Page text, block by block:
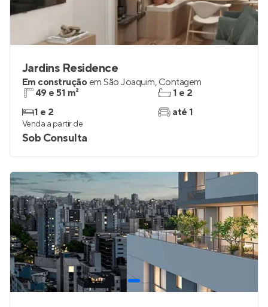
Jardins Residence
Em construção em São Joaquim, Contagem
49 e 51 m²
1 e 2
1 e 2
até 1
Venda a partir de
Sob Consulta